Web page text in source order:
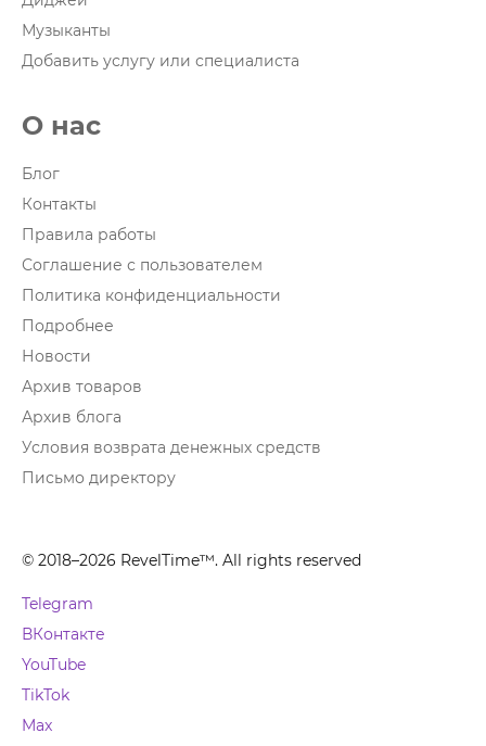
Музыканты
Добавить услугу или специалиста
О нас
Блог
Контакты
Правила работы
Соглашение с пользователем
Политика конфиденциальности
Подробнее
Новости
Архив товаров
Архив блога
Условия возврата денежных средств
Письмо директору
© 2018–2026 RevelTime™. All rights reserved
Telegram
ВКонтакте
YouTube
TikTok
Max